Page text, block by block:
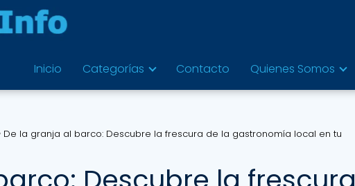
Inicio Categorías Contacto Quienes Somos
De la granja al barco: Descubre la frescura de la gastronomía local en tu